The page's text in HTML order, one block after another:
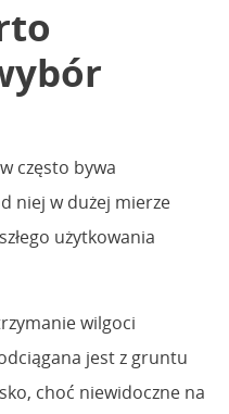
często bywa
niej w dużej mierze
użytkowania
wilgoci
jest z gruntu
choć niewidoczne na